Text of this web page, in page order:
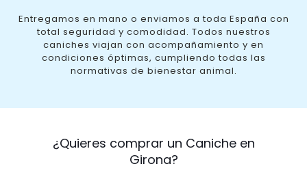
Entregamos en mano o enviamos a toda España con
total seguridad y comodidad. Todos nuestros
caniches viajan con acompañamiento y en
condiciones óptimas, cumpliendo todas las
normativas de bienestar animal.
¿Quieres comprar un Caniche en
Girona?